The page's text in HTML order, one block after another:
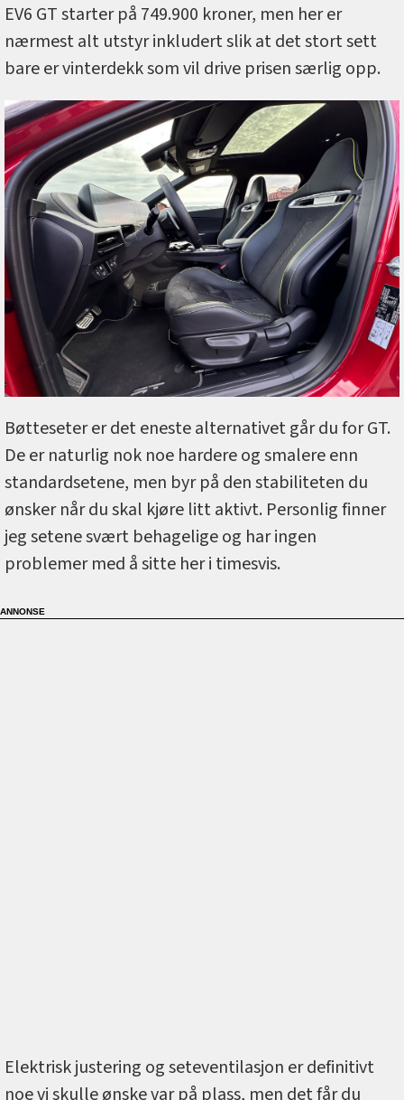
EV6 GT starter på 749.900 kroner, men her er
nærmest alt utstyr inkludert slik at det stort sett
bare er vinterdekk som vil drive prisen særlig opp.
Bøtteseter er det eneste alternativet går du for GT.
De er naturlig nok noe hardere og smalere enn
standardsetene, men byr på den stabiliteten du
ønsker når du skal kjøre litt aktivt. Personlig finner
jeg setene svært behagelige og har ingen
problemer med å sitte her i timesvis.
Elektrisk justering og seteventilasjon er definitivt
noe vi skulle ønske var på plass, men det får du